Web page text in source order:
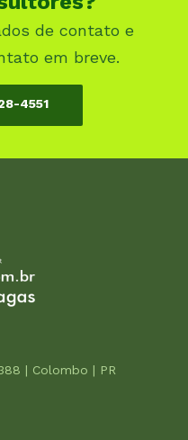
de contato e
em breve.
4551
| Colombo | PR